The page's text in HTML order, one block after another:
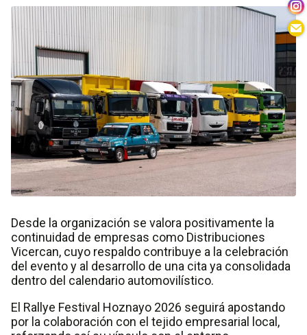
Desde la organización se valora positivamente la
continuidad de empresas como Distribuciones
Vicercan, cuyo respaldo contribuye a la celebración
del evento y al desarrollo de una cita ya consolidada
dentro del calendario automovilístico.
El Rallye Festival Hoznayo 2026 seguirá apostando
por la colaboración con el tejido empresarial local,